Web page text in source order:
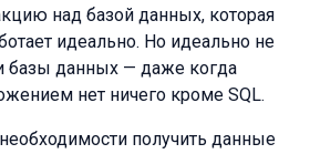
над базой данных, которая
идеально. Но идеально не
базы данных — даже когда
нет ничего кроме SQL.
получить данные